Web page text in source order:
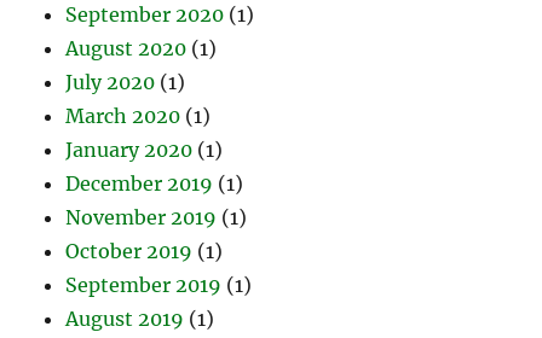
September 2020 (1)
August 2020 (1)
July 2020 (1)
March 2020 (1)
January 2020 (1)
December 2019 (1)
November 2019 (1)
October 2019 (1)
September 2019 (1)
August 2019 (1)